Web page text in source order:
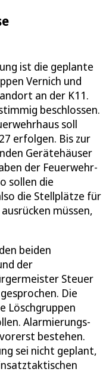
ist die geplante
Vernich und
an der K11.
beschlossen.
soll
erfolgen. Bis zur
Gerätehäuser
der Feuerwehr-
sollen die
die Stellplätze für
müssen,
beiden
der
Steuer
Die
Löschgruppen
Alarmierungs-
bestehen.
sei nicht geplant,